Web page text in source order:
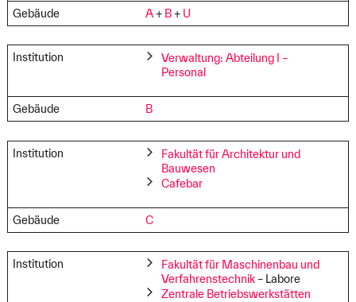
Gebäude A+ B+ U
Institution
Verwaltung: Abteilung I –
Personal
Gebäude B
Institution
Fakultät für Architektur und
Bauwesen
Cafebar
Gebäude C
Institution
Fakultät für Maschinenbau und
Verfahrenstechnik– Labore
Zentrale Betriebswerkstätten